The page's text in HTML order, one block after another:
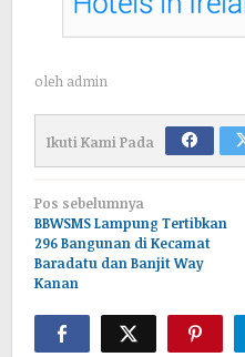
oleh admin
Ikuti Kami Pada
Navigasi
pos
Pos sebelumnya
BBWSMS Lampung Tertibkan
296 Bangunan di Kecamat
Baradatu dan Banjit Way
Kanan